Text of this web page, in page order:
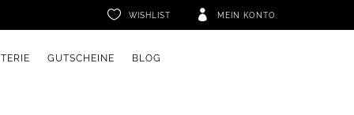
 WISHLIST  MEIN KONTO
GUTSCHEINE BLOG